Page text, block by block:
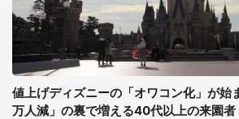
値上げディズニーの「オワコン化」が始
万人減」の裏で増える40代以上の来園者